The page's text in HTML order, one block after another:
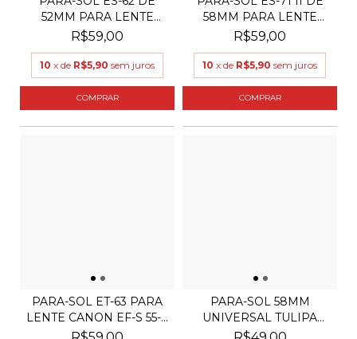
52MM PARA LENTE
CANON...
R$59,00
10 x de R$5,90 sem juros
58MM PARA LENTE
CAN...
R$59,00
10 x de R$5,90 sem juros
PARA-SOL ET-63 PARA
LENTE CANON EF-S 55-...
PARA-SOL 58MM
UNIVERSAL TULIPA
PARA LENT...